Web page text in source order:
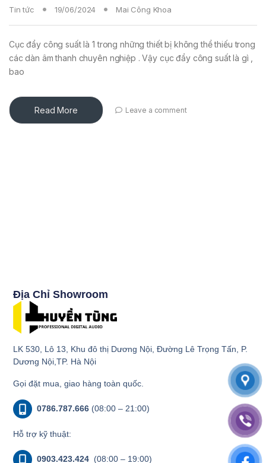
Tin tức 19/06/2024 Mai Công Khoa
Cục đẩy công suất là 1 trong những thiết bị không thể thiếu trong
các dàn âm thanh chuyên nghiệp . Vậy cục đẩy công suất là gì ,
bao
Read More Leave a comment
Địa Chỉ Showroom
LK 530, Lô 13, Khu đô thị Dương Nội, Đường Lê Trọng Tấn, P.
Dương Nội,TP. Hà Nội
Gọi đặt mua, giao hàng toàn quốc.
0786.787.666 (08:00 – 21:00)
Hỗ trợ kỹ thuật:
0903.423.424 (08:00 – 19:00)